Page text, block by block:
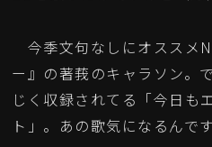
今季文句なしにオススメ
ー』の著莪のキャラソン。
じく収録されてる「今日
ト」。あの歌気になるんで